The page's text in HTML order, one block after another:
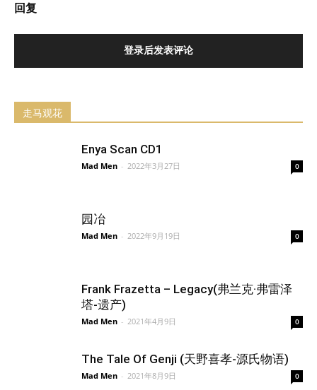
回复
登录后发表评论
走马观花
Enya Scan CD1
Mad Men - 2022年3月27日 0
园冶
Mad Men - 2022年9月19日 0
Frank Frazetta – Legacy(弗兰克·弗雷泽
塔-遗产)
Mad Men - 2021年4月9日 0
The Tale Of Genji (天野喜孝-源氏物语)
Mad Men - 2021年8月9日 0